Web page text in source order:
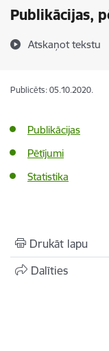
Publikācijas,
Atskaņot tekstu
Publicēts: 05.10.2020.
Publikācijas
Pētījumi
Statistika
Drukāt lapu
Dalīties